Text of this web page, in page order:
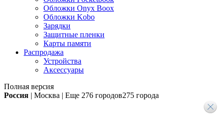
Обложки Onyx Boox
Обложки Kobo
Зарядки
Защитные пленки
Карты памяти
Распродажа
Устройства
Аксессуары
Полная версия
Россия | Москва | Еще 276 городов275 города